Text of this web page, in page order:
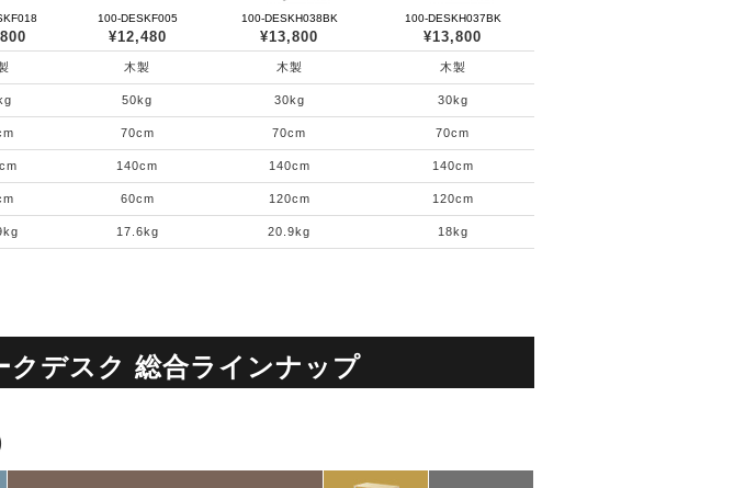
100-DESKF005
¥12,480
木製
50kg
70cm
140cm
60cm
17.6kg
100-DESKH038BK
¥13,800
木製
30kg
70cm
140cm
120cm
20.9kg
100-DESKH037BK
¥13,800
木製
30kg
70cm
140cm
120cm
18kg
クデスク 総合ラインナップ